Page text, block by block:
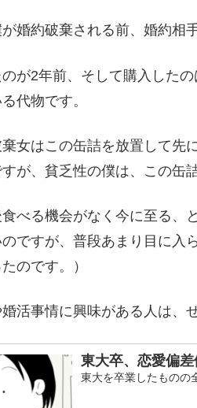
婚約破棄される前、婚約相
が2年前、そして購入した
代物です。
女はこの缶詰を放置して先
が、貧乏性の僕は、この缶
べる機会がなく今に至る、
ですが、普段あまり目に入
のです。）
活事情に興味がある人は、
東大卒、恋愛偏
東大を卒業したものの